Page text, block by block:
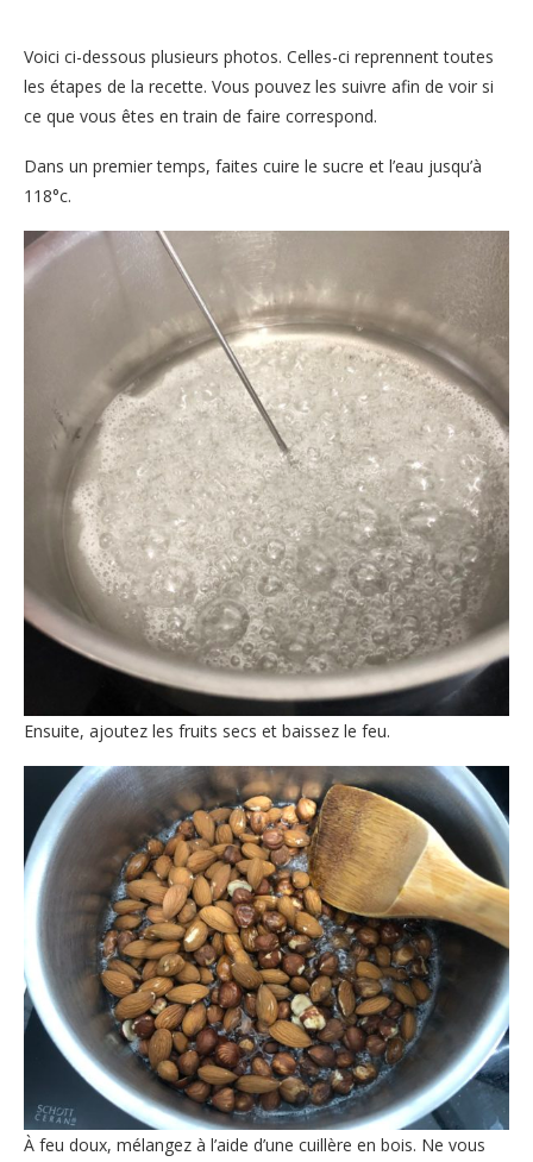
Voici ci-dessous plusieurs photos. Celles-ci reprennent toutes
les étapes de la recette. Vous pouvez les suivre afin de voir si
ce que vous êtes en train de faire correspond.
Dans un premier temps, faites cuire le sucre et l’eau jusqu’à
118°c.
Ensuite, ajoutez les fruits secs et baissez le feu.
À feu doux, mélangez à l’aide d’une cuillère en bois. Ne vous